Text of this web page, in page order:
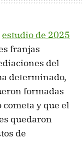
estudio de 2025
franjas
del
determinado,
formadas
y que el
quedaron
de